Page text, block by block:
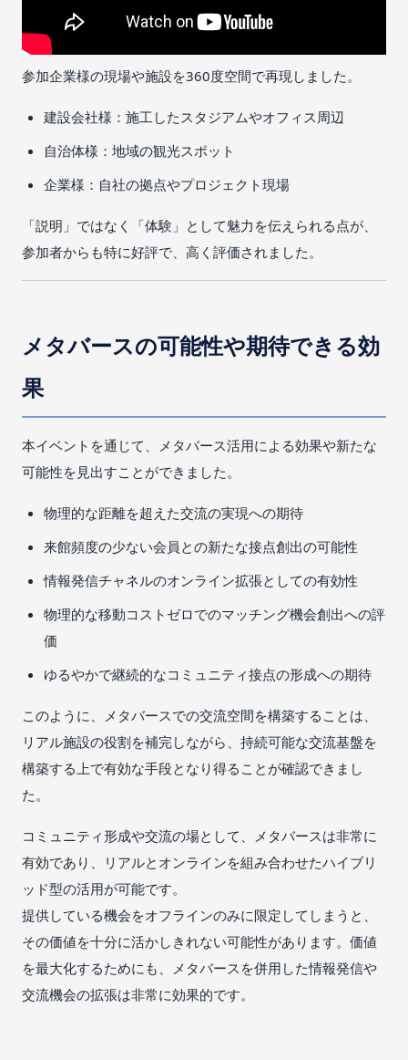
参加企業様の現場や施設を360度空間で再現しました。
建設会社様：施工したスタジアムやオフィス周辺
自治体様：地域の観光スポット
企業様：自社の拠点やプロジェクト現場
「説明」ではなく「体験」として魅力を伝えられる点が、
参加者からも特に好評で、高く評価されました。
メタバースの可能性や期待できる効
果
本イベントを通じて、メタバース活用による効果や新たな
可能性を見出すことができました。
物理的な距離を超えた交流の実現への期待
来館頻度の少ない会員との新たな接点創出の可能性
情報発信チャネルのオンライン拡張としての有効性
物理的な移動コストゼロでのマッチング機会創出への評
価
ゆるやかで継続的なコミュニティ接点の形成への期待
このように、メタバースでの交流空間を構築することは、
リアル施設の役割を補完しながら、持続可能な交流基盤を
構築する上で有効な手段となり得ることが確認できまし
た。
コミュニティ形成や交流の場として、メタバースは非常に
有効であり、リアルとオンラインを組み合わせたハイブリ
ッド型の活用が可能です。
提供している機会をオフラインのみに限定してしまうと、
その価値を十分に活かしきれない可能性があります。価値
を最大化するためにも、メタバースを併用した情報発信や
交流機会の拡張は非常に効果的です。